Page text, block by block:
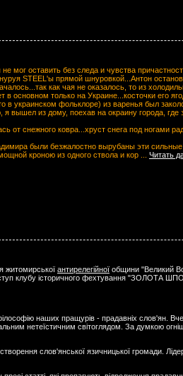
мог оставить без следа и чувства
STEEL'ы прямой шнуровкой...Антон
как чая не оказалось, то из
в основном только на Украине...косточки его
в украинском фольклоре) из варенья был
вышел из дому, поехав на окраину города,
от снежного ковра...хруст снега под ногами
были безжалостно вырубаны эти
кроною из одного ствола и кор
Читать
житомирської антирелегійної общини "Великий
клубу історичного фехтування "ЗОЛОТА
наших пращурів - прадавніх слов'ян.
нетеїстичним світоглядом. За думкою
слов'янської язичницької громади.